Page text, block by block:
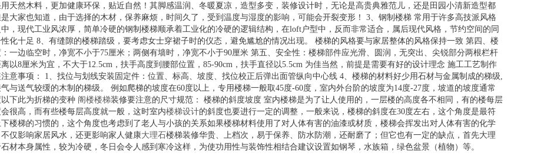
天然木料，更加健康环保，贴近自然！其脚感温润、冬暖夏凉，造型多变，装修设计时，无论是高贵典雅范儿，还是田园小清新造型都
大家也知道，由于选择的木材，保养麻烦，时间久了，受到温度与湿度的影响，可能会开裂变形！ 3、钢制楼梯 常用于许多高技派风格
，现代工业风浓厚，简单冷硬的钢制楼梯顺承着工业化的冷硬的逻辑结构，在loft户型中，反而非常适合，属后现代风格，节约空间的同
化十足 8、有缝隙的楼梯踏级，要考虑女士穿裙子时的仪态，避免尴尬的情况出现。 楼梯的风格要与家居整体的风格保持一致 第四、楼
一边临空时，净宽不小于75厘米；两侧有墙时，净宽不小于90厘米 第五、安全性：楼梯部件应光滑、圆润，无突出、尖锐部分两根栏杆
以8厘米为宜，不大于12.5cm，扶手高度到腰部位置，85-90cm，扶手直径以5.5cm 为佳当然，前提是需要有好的设计理念 施工工艺制作
意事项： 1、找位与划线安装固定件：位置、标高、坡度、找位校正后弹出面管纵向中心线 4、楼梯的材料好少用石材与金属制成的梯级,
与送气较缓的木制的梯级。 例如爬梯的坡度在60度以上，专用楼梯一般取45度-60度，室内外台阶的坡度为14度-27度，坡道的坡度通常
以下此为折梯的变种 阁楼楼梯装修要注意的尺寸规范： 楼梯的斜度坡度 室内楼梯是为了让人使用的，一层楼的高度各不相同，有的楼每层
很高，而有些楼每层高度就一般，这时室内楼梯设计的斜度也要进行一定的调整，一般来说，楼梯的斜度在30度左右，这个角度是最符
楼梯的习惯的，这个角度也考虑到了老人与小孩的关系如果楼梯材料使用了对人体有害的油漆或材质，楼梯会挥发出对人体有害的化学
仅影响家居风水，还更影响家人健康大理石楼梯装修华贵、上档次，易于保养、防水防潮，还耐磨了；但它也有一定的缺点，首先大理
材本身属性，较为冷硬，冬日会令人感到寒冷这样，为使功用性与装饰性相结合建议设置如钢琴，水族箱，绿色盆景（植物）等。